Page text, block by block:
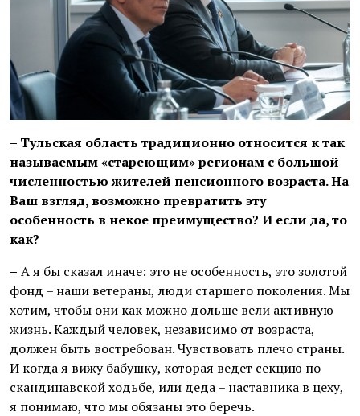
– Тульская область традиционно относится к так
называемым «стареющим» регионам с большой
численностью жителей пенсионного возраста. На
Ваш взгляд, возможно превратить эту
особенность в некое преимущество? И если да, то
как?
– А я бы сказал иначе: это не особенность, это золотой
фонд – наши ветераны, люди старшего поколения. Мы
хотим, чтобы они как можно дольше вели активную
жизнь. Каждый человек, независимо от возраста,
должен быть востребован. Чувствовать плечо страны.
И когда я вижу бабушку, которая ведет секцию по
скандинавской ходьбе, или деда – наставника в цеху,
я понимаю, что мы обязаны это беречь.